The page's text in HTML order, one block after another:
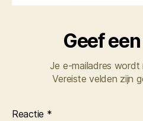
Geef
Je e-mailadres wordt
Vereiste velden zijn
Reactie *